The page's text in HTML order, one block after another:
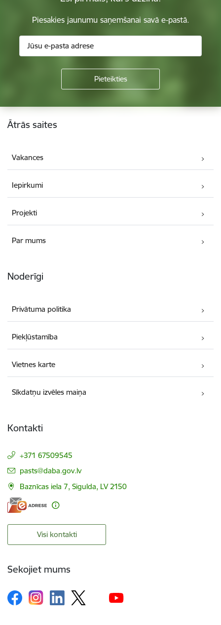
Piesakies jaunumu saņemšanai savā e-pastā.
Kājene
Ātrās saites
Vakances
Iepirkumi
Projekti
Par mums
Noderīgi
Privātuma politika
Piekļūstamība
Vietnes karte
Sīkdatņu izvēles maiņa
Kontakti
+371 67509545
E-pasts:
pasts@daba.gov.lv
Baznīcas iela 7, Sigulda, LV 2150
Visi kontakti
Sekojiet mums